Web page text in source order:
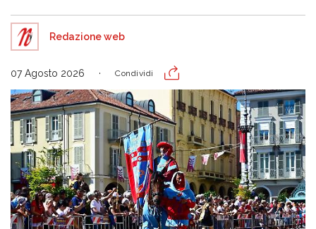
Redazione web
07 Agosto 2026 Condividi